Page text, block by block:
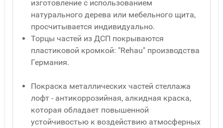
изготовление с использованием
натурального дерева или мебельного щита,
просчитывается индивидуально.
Торцы частей из ДСП покрываются
пластиковой кромкой: "Rehau" производства
Германия.
Покраска металлических частей стеллажа
лофт - антикоррозийная, алкидная краска,
которая обладает повышенной
устойчивостью к воздействию атмосферных